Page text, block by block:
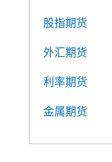
股指期货
外汇期货
利率期货
金属期货